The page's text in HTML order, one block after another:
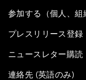
参加する（個人、組
プレスリリース登録
ニュースレター購読
連絡先 (英語のみ)